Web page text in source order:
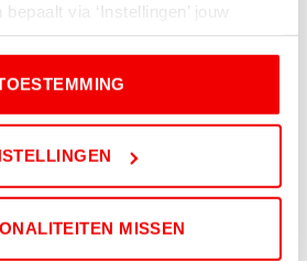
via ‘Instellingen’ jouw
worden gebruikt. Door op
ga je akkoord met onze
privacybeleid.
een kleine cookie in je browser
om te onthouden dat je niet wilt
MISSEN
liever uit aan een partij die daar z’n
Zo doen we allemaal waar we
maximaal resultaat als gevolg. Wij
de externe partij. Ook zorgen we dat
aangeleverd, klaar voor uitzending.
steeds zeggenschap in het totale
Wat wil je als ondernemer nog meer!?